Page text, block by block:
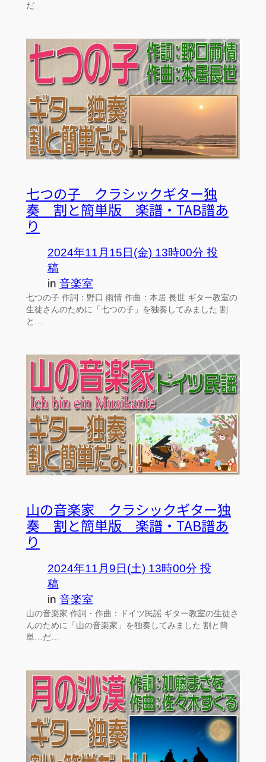
だ…
七つの子 クラシックギター独
奏 割と簡単版 楽譜・TAB譜あ
り
2024年11月15日(金) 13時00分 投
稿
in 音楽室
七つの子 作詞：野口 雨情 作曲：本居 長世 ギター教室の
生徒さんのために「七つの子」を独奏してみました 割
と…
山の音楽家 クラシックギター独
奏 割と簡単版 楽譜・TAB譜あ
り
2024年11月9日(土) 13時00分 投
稿
in 音楽室
山の音楽家 作詞・作曲：ドイツ民謡 ギター教室の生徒さ
んのために「山の音楽家」を独奏してみました 割と簡
単…だ…